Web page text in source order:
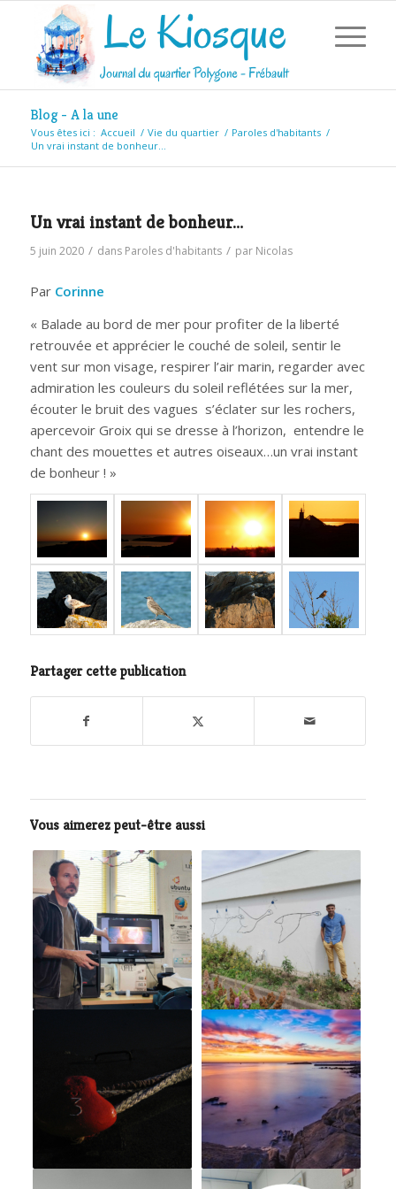
Blog - A la une
Vous êtes ici : Accueil / Vie du quartier / Paroles d'habitants /
Un vrai instant de bonheur…
Un vrai instant de bonheur…
5 juin 2020 / dans Paroles d'habitants / par Nicolas
Par Corinne
« Balade au bord de mer pour profiter de la liberté
retrouvée et apprécier le couché de soleil, sentir le
vent sur mon visage, respirer l’air marin, regarder avec
admiration les couleurs du soleil reflétées sur la mer,
écouter le bruit des vagues s’éclater sur les rochers,
apercevoir Groix qui se dresse à l’horizon, entendre le
chant des mouettes et autres oiseaux…un vrai instant
de bonheur ! »
Partager cette publication
Vous aimerez peut-être aussi